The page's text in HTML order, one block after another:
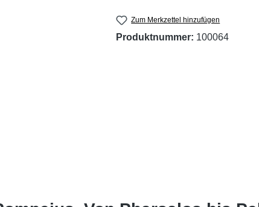
Zum Merkzettel hinzufügen
Produktnummer: 100064